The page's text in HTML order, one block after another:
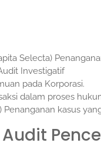
Selecta)
Investigatif
pada Korporasi.
dalam proses
Penanganan kasus
Audit